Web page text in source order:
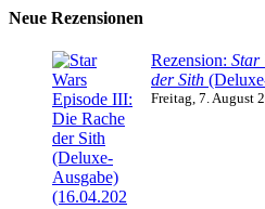
Neue Rezensionen
Rezension: Star
der Sith
Freitag, 7. August